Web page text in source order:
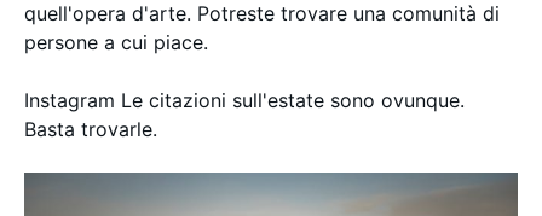
quell'opera d'arte. Potreste trovare una comunità di
persone a cui piace.
Instagram Le citazioni sull'estate sono ovunque.
Basta trovarle.